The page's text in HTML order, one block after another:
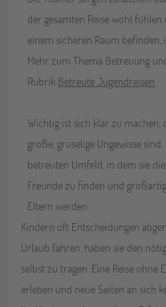
der gesamten Reise wohl
einem sicheren Raum
Mehr zum Thema Betreuung
Rubrik Betreute Jugendreisen
Wichtig ist sich klar zu machen,
große, gruselige Ungewisse
betreuten Umfeld, in dem sie
Freunde zu finden und
Eltern werden
Kindern oft Entscheidungen
Urlaub fahren, haben sie den
selbst zu tragen. Eine Reise ohne
erleben und neue Seiten an sich